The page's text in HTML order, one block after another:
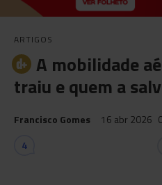
ARTIGOS
A mobilidade
traiu e quem a
Francisco Gomes 16 abr 2026
4